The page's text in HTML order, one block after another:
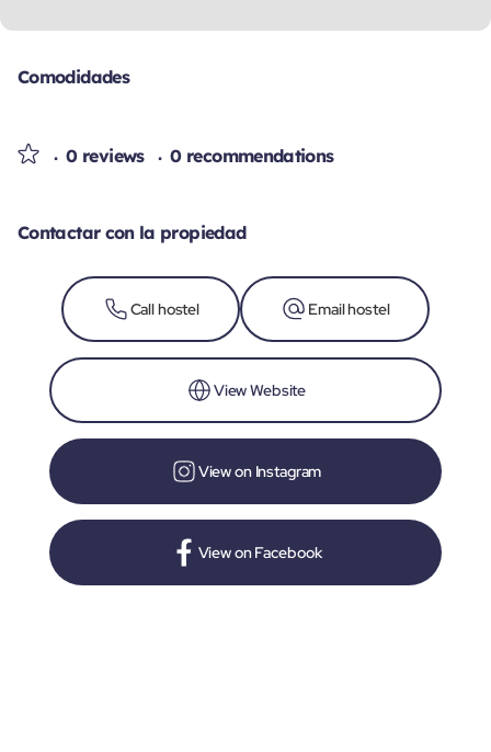
Comodidades
0 reviews 0 recommendations
Contactar con la propiedad
Call hostel Email hostel
View Website
View on Instagram
View on Facebook